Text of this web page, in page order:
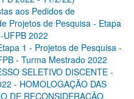
aos Pedidos de
Projetos de Pesquisa - Etapa
UFPB 2022
1 - Projetos de Pesquisa -
- Turma Mestrado 2022
SELETIVO DISCENTE -
- HOMOLOGAÇÃO DAS
DE RECONSIDERAÇÃO